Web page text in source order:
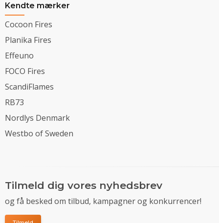
Kendte mærker
Cocoon Fires
Planika Fires
Effeuno
FOCO Fires
ScandiFlames
RB73
Nordlys Denmark
Westbo of Sweden
Tilmeld dig vores nyhedsbrev
og få besked om tilbud, kampagner og konkurrencer!